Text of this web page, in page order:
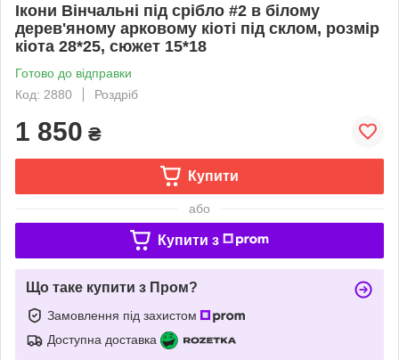
Ікони Вінчальні під срібло #2 в білому
дерев'яному арковому кіоті під склом, розмір
кіота 28*25, сюжет 15*18
Готово до відправки
Код: 2880
Роздріб
1 850 ₴
Купити
або
Купити з
Що таке купити з Пром?
Замовлення під захистом
Доступна доставка